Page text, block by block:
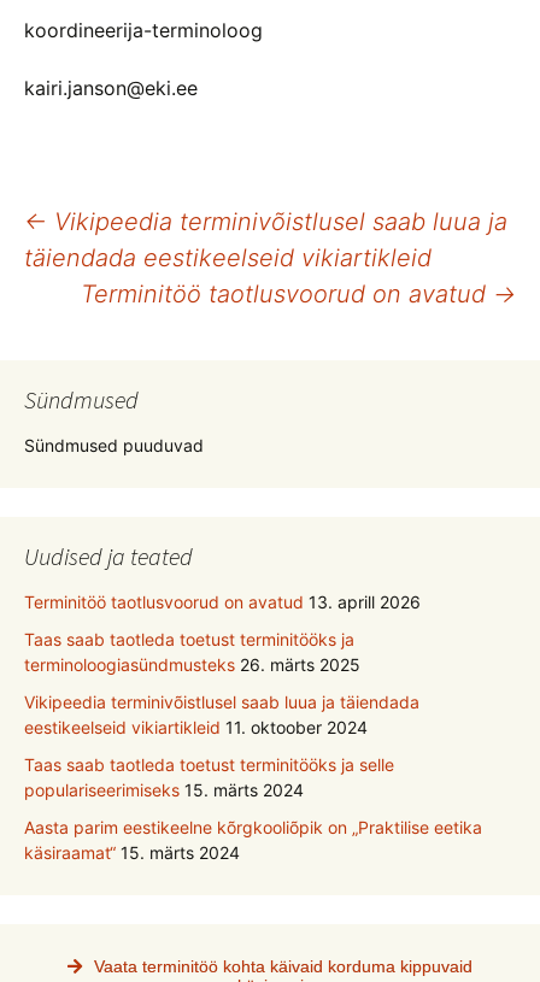
koordineerija-terminoloog
kairi.janson@eki.ee
Postituste
töölaud
← Vikipeedia terminivõistlusel saab luua ja
täiendada eestikeelseid vikiartikleid
Terminitöö taotlusvoorud on avatud →
Sündmused
Sündmused puuduvad
Uudised ja teated
Terminitöö taotlusvoorud on avatud 13. aprill 2026
Taas saab taotleda toetust terminitööks ja
terminoloogiasündmusteks 26. märts 2025
Vikipeedia terminivõistlusel saab luua ja täiendada
eestikeelseid vikiartikleid 11. oktoober 2024
Taas saab taotleda toetust terminitööks ja selle
populariseerimiseks 15. märts 2024
Aasta parim eestikeelne kõrgkooliõpik on „Praktilise eetika
käsiraamat“ 15. märts 2024
Vaata terminitöö kohta käivaid korduma kippuvaid